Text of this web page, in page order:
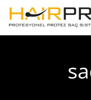
Skip
content